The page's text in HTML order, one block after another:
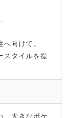
向けて。
スタイルを提
、大きなポケ